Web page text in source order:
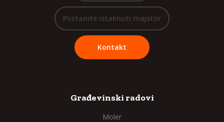
Postanite istaknuti majstor
Kontakt
Građevinski radovi
Moler